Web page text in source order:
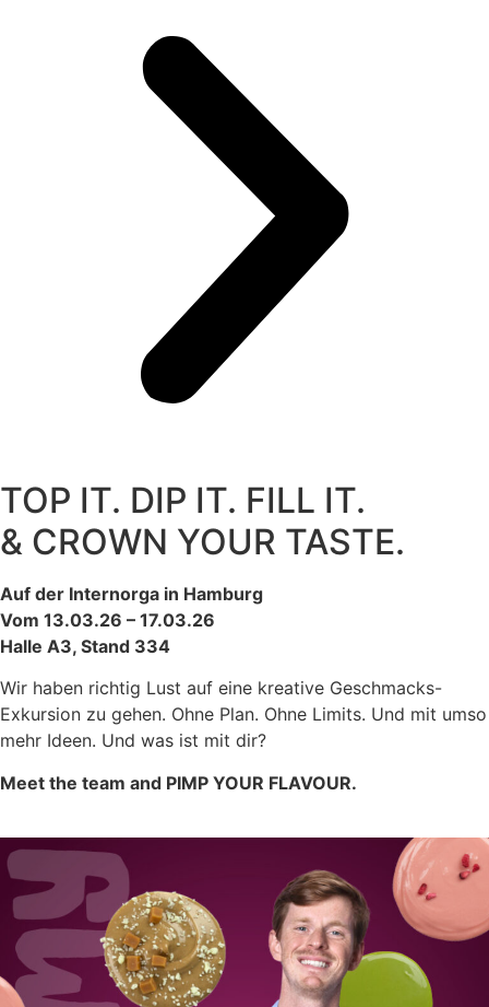
TOP IT. DIP IT. FILL IT.
& CROWN YOUR TASTE.
Auf der Internorga in Hamburg
Vom 13.03.26 – 17.03.26
Halle A3, Stand 334
Wir haben richtig Lust auf eine kreative Geschmacks-
Exkursion zu gehen. Ohne Plan. Ohne Limits. Und mit umso
mehr Ideen. Und was ist mit dir?
Meet the team and PIMP YOUR FLAVOUR.